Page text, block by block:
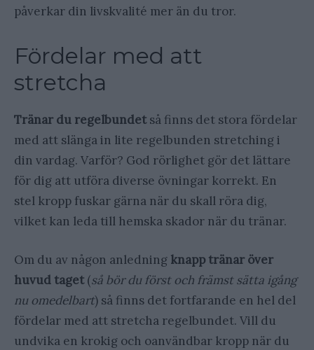
påverkar din livskvalité mer än du tror.
Fördelar med att
stretcha
Tränar du regelbundetså finns det stora fördelar
med att slänga in lite regelbunden stretching i
din vardag. Varför? God rörlighet gör det lättare
för dig att utföra diverse övningar korrekt. En
stel kropp fuskar gärna när du skall röra dig,
vilket kan leda till hemska skador när du tränar.
Om du av någon anledning knapp tränar över
huvud taget(så bör du först och främst sätta igång
nu omedelbart) så finns det fortfarande en hel del
fördelar med att stretcha regelbundet. Vill du
undvika en krokig och oanvändbar kropp när du